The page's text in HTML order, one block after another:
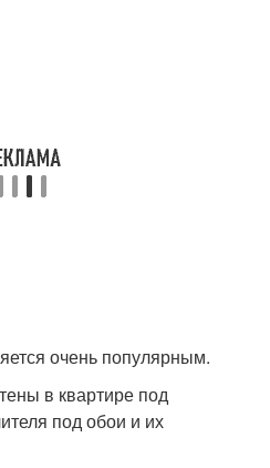
очень популярным.